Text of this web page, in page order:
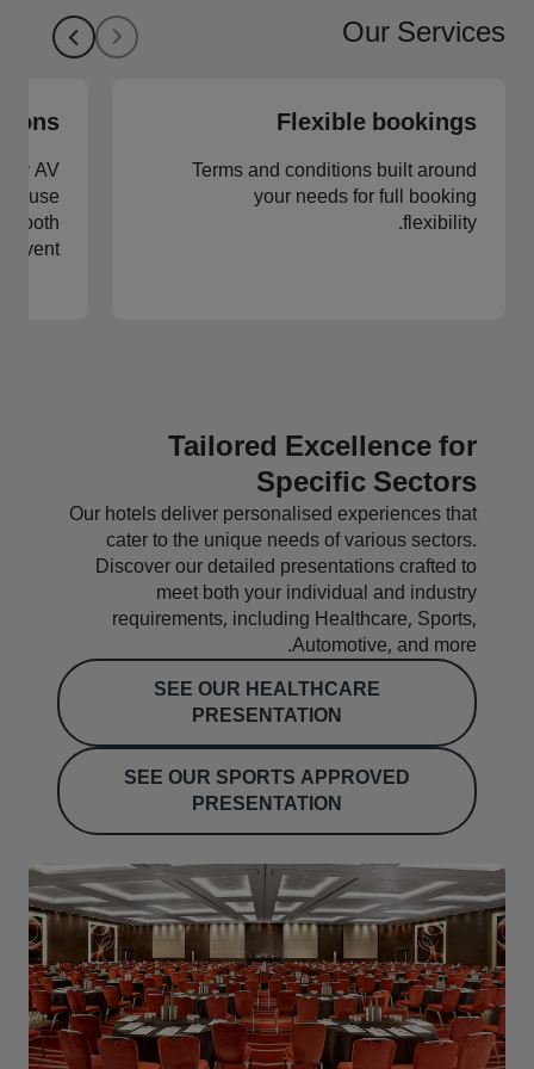
Our Services
Flexible bookings
Terms and conditions built around
your needs for full booking
flexibility.
AV
event.
Tailored Excellence for
Specific Sectors
Our hotels deliver personalised experiences that
cater to the unique needs of various sectors.
Discover our detailed presentations crafted to
meet both your individual and industry
requirements, including Healthcare, Sports,
Automotive, and more.
SEE OUR HEALTHCARE
PRESENTATION
SEE OUR SPORTS APPROVED
PRESENTATION